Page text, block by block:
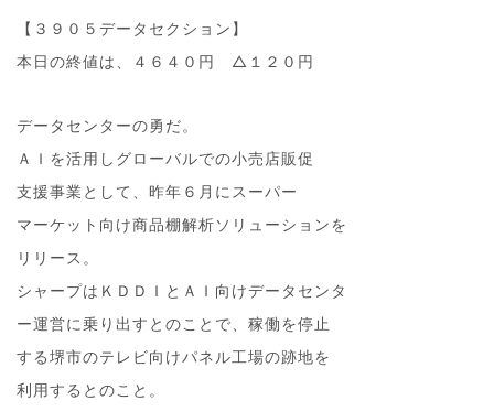
【３９０５データセクション】
本日の終値は、４６４０円 △１２０円
データセンターの勇だ。
ＡＩを活用しグローバルでの小売店販促
支援事業として、昨年６月にスーパー
マーケット向け商品棚解析ソリューションを
リリース。
シャープはＫＤＤＩとＡＩ向けデータセンタ
ー運営に乗り出すとのことで、稼働を停止
する堺市のテレビ向けパネル工場の跡地を
利用するとのこと。